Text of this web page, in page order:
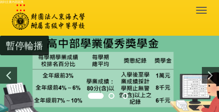
跳到主要內容區塊
:::
暫停輪播